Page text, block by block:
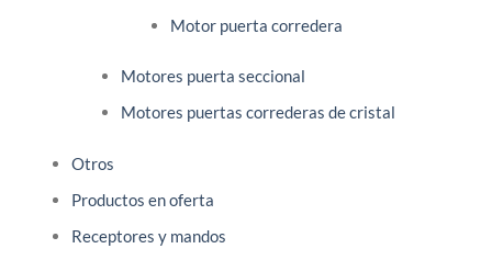
Motor puerta corredera
Motores puerta seccional
Motores puertas correderas de cristal
Otros
Productos en oferta
Receptores y mandos